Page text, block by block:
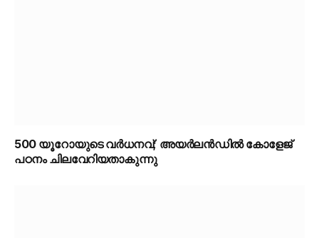
500 യൂറോയുടെ വർധനവ്; അയർലൻഡിൽ കോളേജ്
പഠനം ചിലവേറിയതാകുന്നു